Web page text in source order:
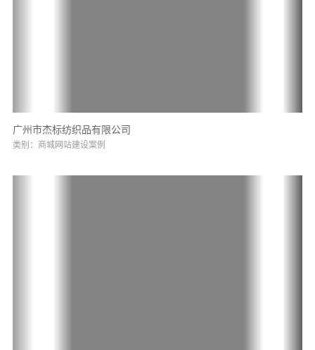
广州市杰标纺织品有限公司
类别：商城网站建设案例